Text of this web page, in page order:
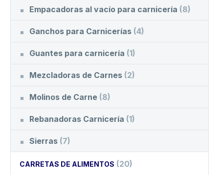
Empacadoras al vacío para carnicería (8)
Ganchos para Carnicerías (4)
Guantes para carnicería (1)
Mezcladoras de Carnes (2)
Molinos de Carne (8)
Rebanadoras Carnicería (1)
Sierras (7)
CARRETAS DE ALIMENTOS (20)